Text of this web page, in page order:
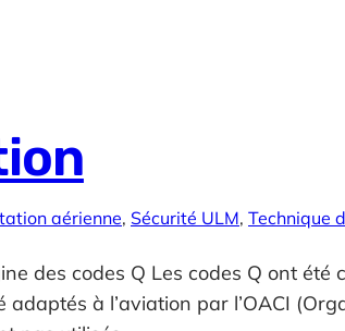
aérienne, Sécurité ULM, Technique
des codes Q Les codes Q ont
à l’aviation par l’OACI